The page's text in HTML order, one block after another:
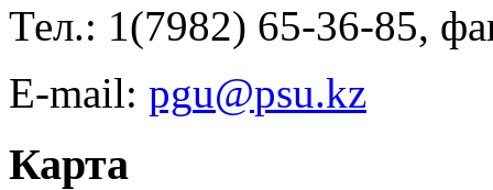
Тел.: 1(7982) 65-36-85,
E-mail:
Карта